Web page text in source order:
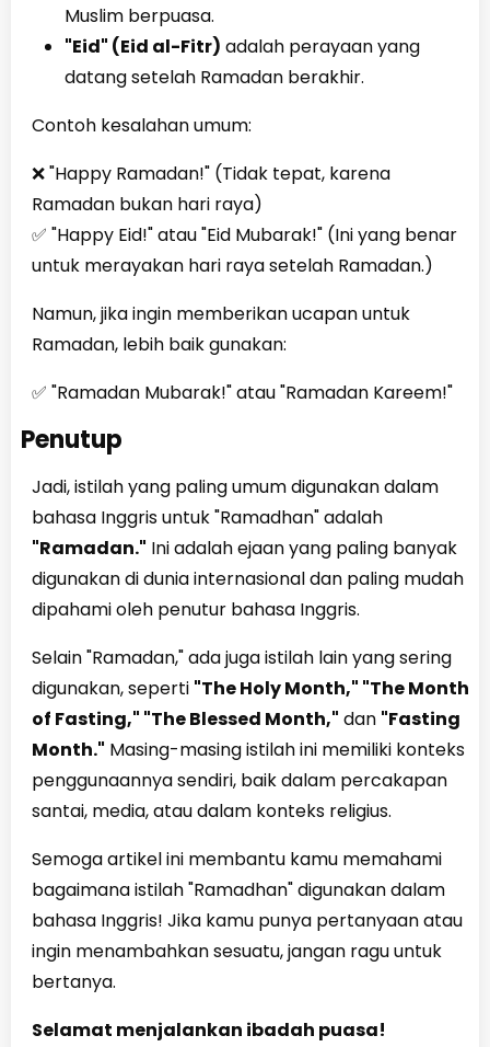
Muslim berpuasa.
"Eid" (Eid al-Fitr) adalah perayaan yang
datang setelah Ramadan berakhir.
Contoh kesalahan umum:
❌ "Happy Ramadan!" (Tidak tepat, karena
Ramadan bukan hari raya)
✅ "Happy Eid!" atau "Eid Mubarak!" (Ini yang benar
untuk merayakan hari raya setelah Ramadan.)
Namun, jika ingin memberikan ucapan untuk
Ramadan, lebih baik gunakan:
✅ "Ramadan Mubarak!" atau "Ramadan Kareem!"
Penutup
Jadi, istilah yang paling umum digunakan dalam
bahasa Inggris untuk "Ramadhan" adalah
"Ramadan." Ini adalah ejaan yang paling banyak
digunakan di dunia internasional dan paling mudah
dipahami oleh penutur bahasa Inggris.
Selain "Ramadan," ada juga istilah lain yang sering
digunakan, seperti "The Holy Month," "The Month
of Fasting," "The Blessed Month," dan "Fasting
Month." Masing-masing istilah ini memiliki konteks
penggunaannya sendiri, baik dalam percakapan
santai, media, atau dalam konteks religius.
Semoga artikel ini membantu kamu memahami
bagaimana istilah "Ramadhan" digunakan dalam
bahasa Inggris! Jika kamu punya pertanyaan atau
ingin menambahkan sesuatu, jangan ragu untuk
bertanya.
Selamat menjalankan ibadah puasa!